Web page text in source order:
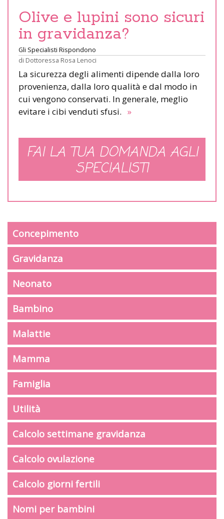
Olive e lupini sono sicuri
in gravidanza?
Gli Specialisti Rispondono
di Dottoressa Rosa Lenoci
La sicurezza degli alimenti dipende dalla loro
provenienza, dalla loro qualità e dal modo in
cui vengono conservati. In generale, meglio
evitare i cibi venduti sfusi. »
FAI LA TUA DOMANDA AGLI
SPECIALISTI
Concepimento
Gravidanza
Neonato
Bambino
Malattie
Mamma
Famiglia
Utilità
Calcolo settimane gravidanza
Calcolo ovulazione
Calcolo giorni fertili
Nomi per bambini